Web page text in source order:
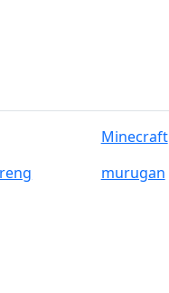
Minecraft
murugan